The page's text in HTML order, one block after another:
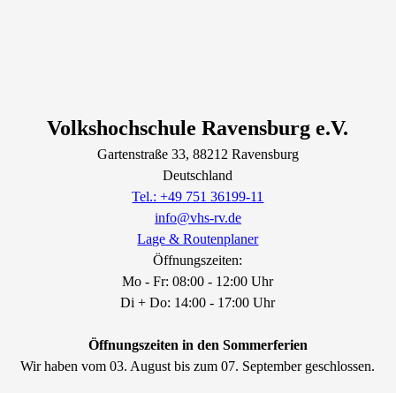
Volkshochschule Ravensburg e.V.
Gartenstraße33, 88212 Ravensburg
Deutschland
Tel.: +49 751 36199-11
info@vhs-rv.de
Lage & Routenplaner
Öffnungszeiten:
Mo - Fr: 08:00 - 12:00 Uhr
Di + Do: 14:00 - 17:00 Uhr
Öffnungszeiten in den Sommerferien
Wir haben vom 03. August bis zum 07. September geschlossen.